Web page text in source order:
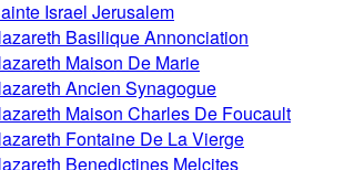
Israel Jerusalem
Basilique Annonciation
Maison De Marie
Ancien Synagogue
Maison Charles De Foucault
Fontaine De La Vierge
Benedictines Melcites